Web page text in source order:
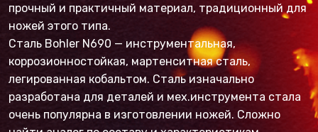
прочный и практичный материал, традиционный для
ножей этого типа.
Сталь Bohler N690 — инструментальная,
коррозионностойкая, мартенситная сталь,
легированная кобальтом. Сталь изначально
разработана для деталей и мех.инструмента стала
очень популярна в изготовлении ножей. Сложно